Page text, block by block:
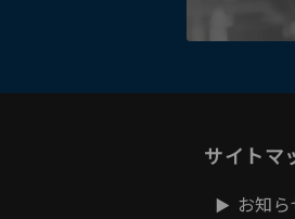
サイトマ
お知ら